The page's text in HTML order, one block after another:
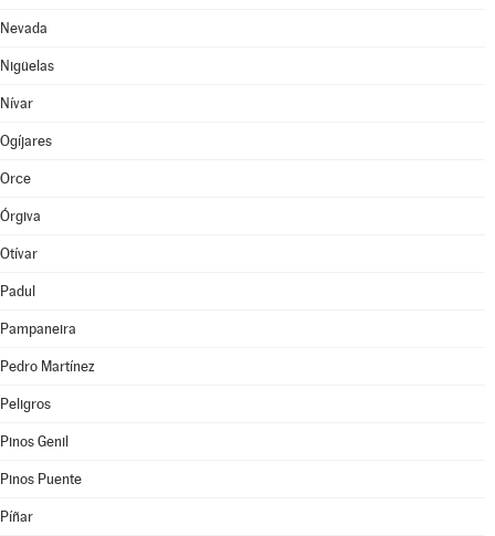
Nevada
Nigüelas
Nívar
Ogíjares
Orce
Órgiva
Otívar
Padul
Pampaneira
Pedro Martínez
Peligros
Pinos Genil
Pinos Puente
Píñar